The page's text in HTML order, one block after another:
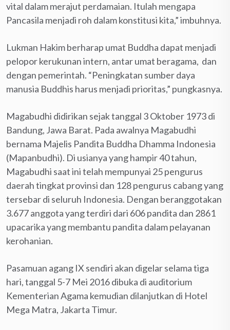
vital dalam merajut perdamaian. Itulah mengapa
Pancasila menjadi roh dalam konstitusi kita,” imbuhnya.
Lukman Hakim berharap umat Buddha dapat menjadi
pelopor kerukunan intern, antar umat beragama, dan
dengan pemerintah. “Peningkatan sumber daya
manusia Buddhis harus menjadi prioritas,” pungkasnya.
Magabudhi didirikan sejak tanggal 3 Oktober 1973 di
Bandung, Jawa Barat. Pada awalnya Magabudhi
bernama Majelis Pandita Buddha Dhamma Indonesia
(Mapanbudhi). Di usianya yang hampir 40 tahun,
Magabudhi saat ini telah mempunyai 25 pengurus
daerah tingkat provinsi dan 128 pengurus cabang yang
tersebar di seluruh Indonesia. Dengan beranggotakan
3.677 anggota yang terdiri dari 606 pandita dan 2861
upacarika yang membantu pandita dalam pelayanan
kerohanian.
Pasamuan agang IX sendiri akan digelar selama tiga
hari, tanggal 5-7 Mei 2016 dibuka di auditorium
Kementerian Agama kemudian dilanjutkan di Hotel
Mega Matra, Jakarta Timur.